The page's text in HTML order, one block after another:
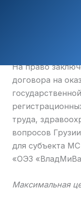
На право
договора на
труда,
вопросов
для субъекта
«ОЭЗ
Максимальная